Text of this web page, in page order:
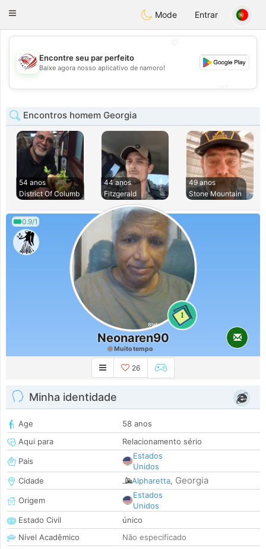
Dating
Toggle
Mode Entrar
💖
💕
Encontre seu par perfeito
Baixe agora nosso aplicativo de namoro!
Encontros homem Georgia
54 anos
District Of Columb
44 anos
Fitzgerald
49 anos
Stone Mountain
0.9/1
1
Neonaren90
Muito tempo
26
Minha identidade
Age
58 anos
Aqui para
Relacionamento sério
País
Estados
Unidos
Cidade
Alpharetta, Georgia
Origem
Estados
Unidos
Estado Civil
único
Nível Acadêmico
Não especificado